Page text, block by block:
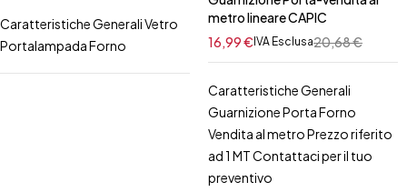
Caratteristiche Generali Vetro
Portalampada Forno
metro lineare CAPIC
20,68€
16,99€IVA Esclusa
Caratteristiche Generali
Guarnizione Porta Forno
Vendita al metro Prezzo riferito
ad 1 MT Contattaci per il tuo
preventivo